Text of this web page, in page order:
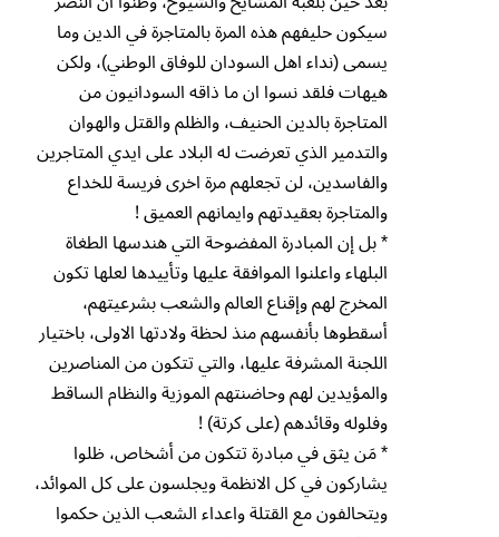
سيكون حليفهم هذه المرة بالمتاجرة في الدين وما
يسمى (نداء اهل السودان للوفاق الوطني)، ولكن
هيهات فلقد نسوا ان ما ذاقه السودانيون من
المتاجرة بالدين الحنيف، والظلم والقتل والهوان
والتدمير الذي تعرضت له البلاد على ايدي المتاجرين
والفاسدين، لن تجعلهم مرة اخرى فريسة للخداع
والمتاجرة بعقيدتهم وايمانهم العميق !
* بل إن المبادرة المفضوحة التي هندسها الطغاة
البلهاء واعلنوا الموافقة عليها وتأييدها لعلها تكون
المخرج لهم وإقناع العالم والشعب بشرعيتهم،
أسقطوها بأنفسهم منذ لحظة ولادتها الاولى، باختيار
اللجنة المشرفة عليها، والتي تتكون من المناصرين
والمؤيدين لهم وحاضنتهم الموزية والنظام الساقط
وفلوله وقائدهم (على كرتة) !
* مَن يثق في مبادرة تتكون من أشخاص، ظلوا
يشاركون في كل الانظمة ويجلسون على كل الموائد،
ويتحالفون مع القتلة واعداء الشعب الذين حكموا